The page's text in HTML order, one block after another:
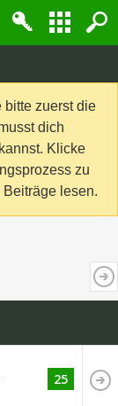
bitte zuerst die
dich
Klicke
zu
lesen.
25